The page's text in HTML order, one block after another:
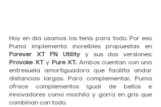
Hoy en día usamos los tenis para todo. Por eso
Forever XT FN Utility
Provoke XT
y Pure XT. Ambos cuentan con una
entresuela amortiguadora que facilita andar
distancias largas. Para complementar, Puma
ofrece complementos igual de bellos e
innovadores como mochila y gorra en gris que
combinan con todo.